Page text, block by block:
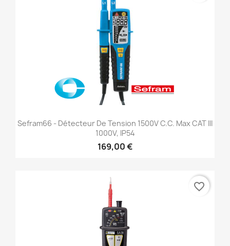
Sefram66 - Détecteur De Tension 1500V C.c. Max CAT III
1000V, IP54
169,00 €
favorite_border